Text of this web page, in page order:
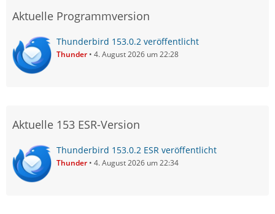
Aktuelle Programmversion
Thunderbird 153.0.2 veröffentlicht
Thunder 4. August 2026 um 22:28
Aktuelle 153 ESR-Version
Thunderbird 153.0.2 ESR veröffentlicht
Thunder 4. August 2026 um 22:34